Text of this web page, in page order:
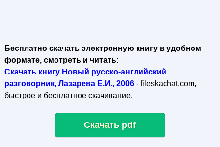
Бесплатно скачать электронную книгу в удобном
формате, смотреть и читать:
Скачать книгу Новый русско-английский
разговорник, Лазарева Е.И., 2006- fileskachat.com,
быстрое и бесплатное скачивание.
Скачать pdf